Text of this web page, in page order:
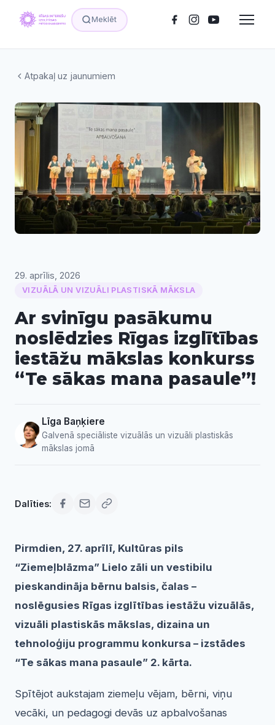
Meklēt
Atpakaļ uz jaunumiem
29. aprīlis, 2026
VIZUĀLĀ UN VIZUĀLI PLASTISKĀ MĀKSLA
Ar svinīgu pasākumu
noslēdzies Rīgas izglītības
iestāžu mākslas konkurss
“Te sākas mana pasaule”!
Līga Baņķiere
Galvenā speciāliste vizuālās un vizuāli plastiskās
mākslas jomā
Dalīties:
Pirmdien, 27. aprīlī, Kultūras pils
“Ziemeļblāzma” Lielo zāli un vestibilu
pieskandināja bērnu balsis, čalas –
noslēgusies Rīgas izglītības iestāžu vizuālās,
vizuāli plastiskās mākslas, dizaina un
tehnoloģiju programmu konkursa – izstādes
“Te sākas mana pasaule” 2. kārta.
Spītējot aukstajam ziemeļu vējam, bērni, viņu
vecāki, un pedagogi devās uz apbalvošanas